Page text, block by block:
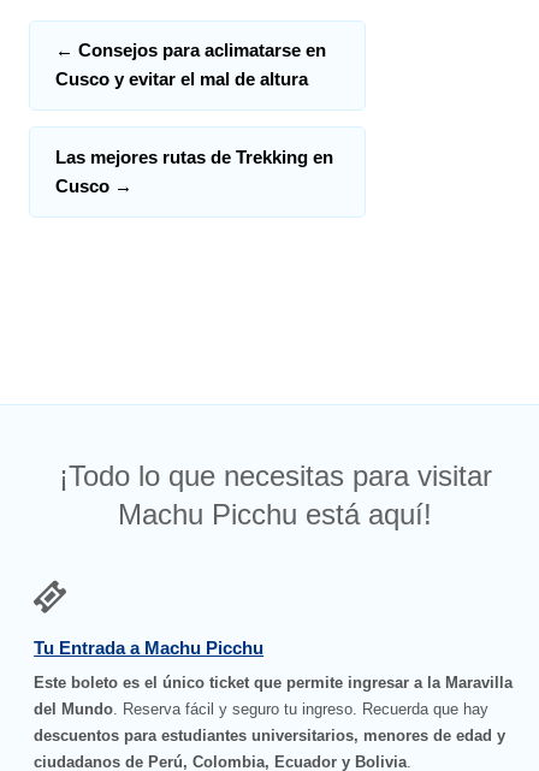
← Consejos para aclimatarse en
Cusco y evitar el mal de altura
Las mejores rutas de Trekking en
Cusco →
¡Todo lo que necesitas para visitar
Machu Picchu está aquí!
Tu Entrada a Machu Picchu
Este boleto es el único ticket que permite ingresar a la Maravilla
del Mundo . Reserva fácil y seguro tu ingreso. Recuerda que hay
descuentos para estudiantes universitarios, menores de edad y
ciudadanos de Perú, Colombia, Ecuador y Bolivia